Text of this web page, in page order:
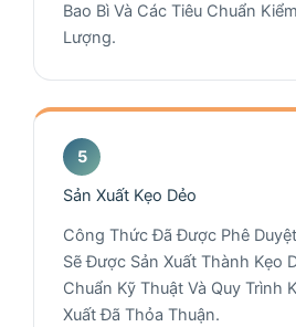
Bao Bì Và Các Tiêu Chuẩn
Lượng.
Sản Xuất Kẹo Dẻo
Công Thức Đã Được Phê
Sẽ Được Sản Xuất Thành Kẹo
Chuẩn Kỹ Thuật Và Quy Trình
Xuất Đã Thỏa Thuận.